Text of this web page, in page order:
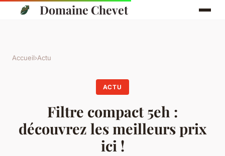
Domaine Chevet
Accueil›Actu
ACTU
Filtre compact 5eh :
découvrez les meilleurs prix
ici !